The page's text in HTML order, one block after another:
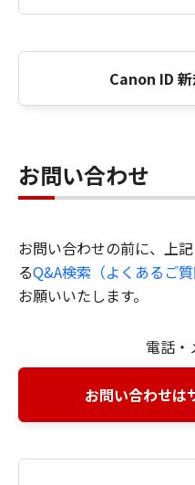
Canon ID
お問い合わせ
お問い合わせの前に、上
るQ&A検索（よくあるご質
お願いいたします。
電話・
お問い合わせは